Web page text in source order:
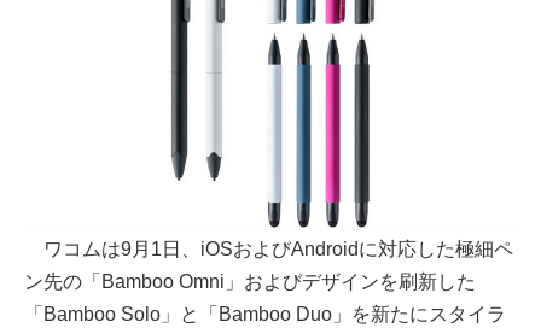
ワコムは9月1日、iOSおよびAndroidに対応した極細ペ
ン先の「Bamboo Omni」およびデザインを刷新した
「Bamboo Solo」と「Bamboo Duo」を新たにスタイラ